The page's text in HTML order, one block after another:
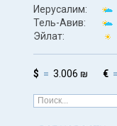
Иерусалим:
Тель-Авив:
Эйлат:
$ 3.006 ₪ €